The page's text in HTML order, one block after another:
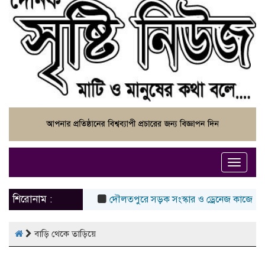
Toggle
শিরোনাম :
দৌলতপুরে সড়ক সংস্কার ও ড্রেনেজ কাজের শুভ
বাড়ি থেকে তাড়িয়ে